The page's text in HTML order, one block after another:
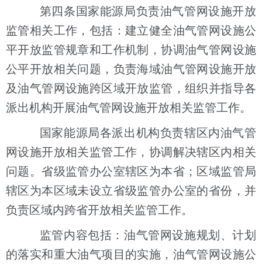
第四条国家能源局负责油气管网设施开放
监管相关工作，包括：建立健全油气管网设施公
平开放监管规章和工作机制，协调油气管网设施
公平开放相关问题，负责海域油气管网设施开放
及油气管网设施跨区域开放监管，组织并指导各
派出机构开展油气管网设施开放相关监管工作。
国家能源局各派出机构负责辖区内油气管
网设施开放相关监管工作，协调解决辖区内相关
问题。省级监管办公室辖区为本省；区域监管局
辖区为本区域未设立省级监管办公室的省份，并
负责区域内跨省开放相关监管工作。
监管内容包括：油气管网设施规划、计划
的落实和重大油气项目的实施，油气管网设施公